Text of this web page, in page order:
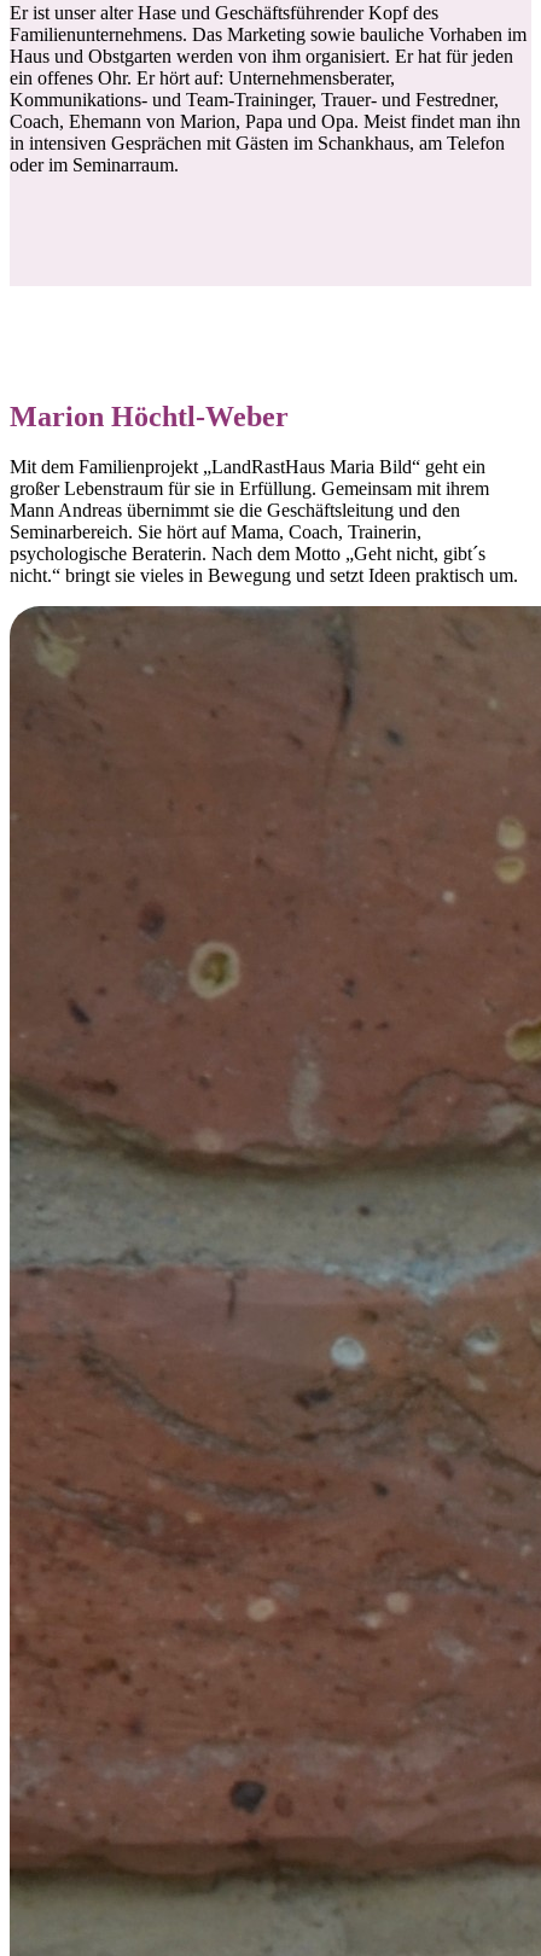
Er ist unser alter Hase und Geschäftsführender Kopf des
Familienunternehmens. Das Marketing sowie bauliche Vorhaben im
Haus und Obstgarten werden von ihm organisiert. Er hat für jeden
ein offenes Ohr. Er hört auf: Unternehmensberater,
Kommunikations- und Team-Traininger, Trauer- und Festredner,
Coach, Ehemann von Marion, Papa und Opa. Meist findet man ihn
in intensiven Gesprächen mit Gästen im Schankhaus, am Telefon
oder im Seminarraum.
Marion Höchtl-Weber
Mit dem Familienprojekt „LandRastHaus Maria Bild“ geht ein
großer Lebenstraum für sie in Erfüllung. Gemeinsam mit ihrem
Mann Andreas übernimmt sie die Geschäftsleitung und den
Seminarbereich. Sie hört auf Mama, Coach, Trainerin,
psychologische Beraterin. Nach dem Motto „Geht nicht, gibt´s
nicht.“ bringt sie vieles in Bewegung und setzt Ideen praktisch um.